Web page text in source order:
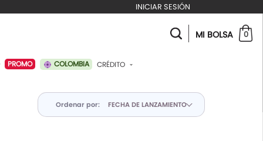
INICIAR SESIÓN
PROMO COLOMBIA CRÉDITO
MI BOLSA 0
Ordenar por: